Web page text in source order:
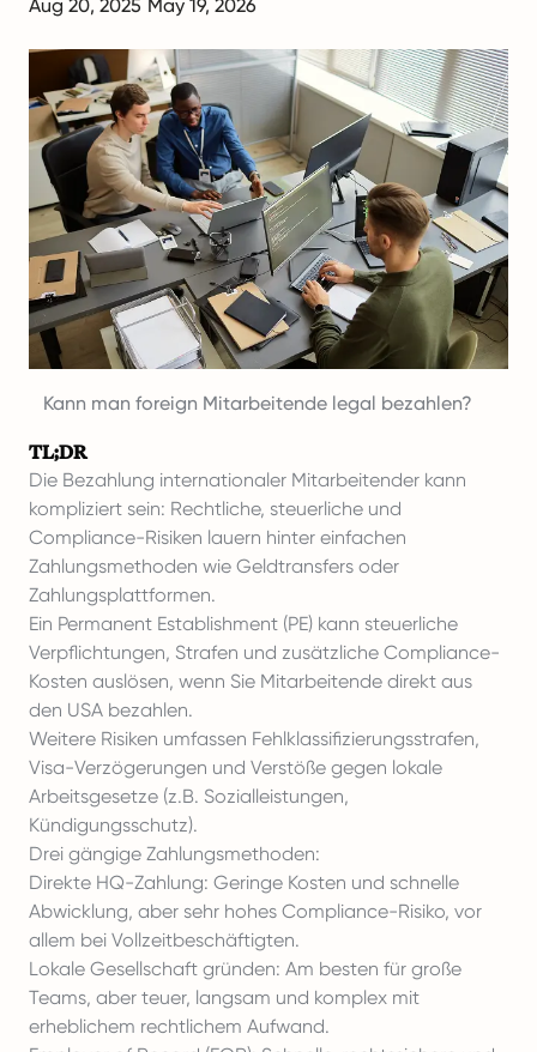
Aug 20, 2025 May 19, 2026
Kann man foreign Mitarbeitende legal bezahlen?
TL;DR
Die Bezahlung internationaler Mitarbeitender kann
kompliziert sein: Rechtliche, steuerliche und
Compliance-Risiken lauern hinter einfachen
Zahlungsmethoden wie Geldtransfers oder
Zahlungsplattformen.
Ein Permanent Establishment (PE) kann steuerliche
Verpflichtungen, Strafen und zusätzliche Compliance-
Kosten auslösen, wenn Sie Mitarbeitende direkt aus
den USA bezahlen.
Weitere Risiken umfassen Fehlklassifizierungsstrafen,
Visa-Verzögerungen und Verstöße gegen lokale
Arbeitsgesetze (z.B. Sozialleistungen,
Kündigungsschutz).
Drei gängige Zahlungsmethoden:
Direkte HQ-Zahlung: Geringe Kosten und schnelle
Abwicklung, aber sehr hohes Compliance-Risiko, vor
allem bei Vollzeitbeschäftigten.
Lokale Gesellschaft gründen: Am besten für große
Teams, aber teuer, langsam und komplex mit
erheblichem rechtlichem Aufwand.